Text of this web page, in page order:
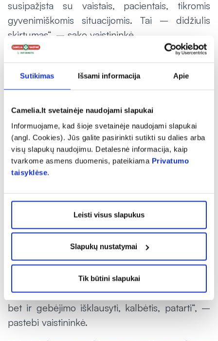
Sutikimas Išsami informacija Apie
Camelia.lt svetainėje naudojami slapukai
Informuojame, kad šioje svetainėje naudojami slapukai
(angl. Cookies). Jūs galite pasirinkti sutikti su dalies arba
visų slapukų naudojimu. Detalesnė informacija, kaip
tvarkome asmens duomenis, pateikiama Privatumo
taisyklėse.
Leisti visus slapukus
Slapukų nustatymai
Tik būtini slapukai
susipažįsta su vaistais, pacientais, tikromis
gyvenimiškomis situacijomis. Tai – didžiulis
skirtumas“, – sako vaistininkė.
vaistininkystė neįsivaizduojama ir be nuolatinio
kvalifikacijos kėlimo. Nuolat vykdomi išsamūs
tyrimai, atsiranda nauji vaistai ir maisto papildai,
keičiasi farmacinės paslaugos teikimo gairės,
auga atsakomybė, atsiranda naujų paslaugų
atnaujinti žinias bei gerinti komunikacijos
„Anksčiau apie emocinį ryšį su pacientu mažai
kas kalbėjo. Dabar suprantame, kad tai labai
svarbi darbo dalis. Žmogus ateina ne tik tam,
kad įsigytų reikalingą vaistą, bet ir dėl
supratimo, palaikymo. Tam reikia ne tik žinių,
bet ir gebėjimo išklausyti, kalbėtis, patarti“, –
pastebi vaistininkė.